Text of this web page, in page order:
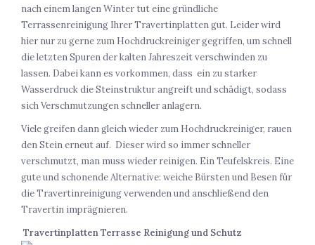
nach einem langen Winter tut eine gründliche
Terrassenreinigung Ihrer Travertinplatten gut. Leider wird
hier nur zu gerne zum Hochdruckreiniger gegriffen, um schnell
die letzten Spuren der kalten Jahreszeit verschwinden zu
lassen. Dabei kann es vorkommen, dass ein zu starker
Wasserdruck die Steinstruktur angreift und schädigt, sodass
sich Verschmutzungen schneller anlagern.
Viele greifen dann gleich wieder zum Hochdruckreiniger, rauen
den Stein erneut auf. Dieser wird so immer schneller
verschmutzt, man muss wieder reinigen. Ein Teufelskreis. Eine
gute und schonende Alternative: weiche Bürsten und Besen für
die Travertinreinigung verwenden und anschließend den
Travertin imprägnieren.
Travertinplatten Terrasse Reinigung und Schutz